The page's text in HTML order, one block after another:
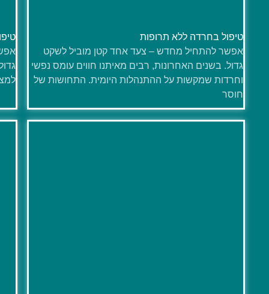
טיפול בחרדה ללא תרופות
אפשר להתחיל מחדש – צעד אחד קטן מוביל לשקט
גדול. בשנים האחרונות, רבים מאיתנו חווים עומס נפשי
וחרדות שמקשות על ההתנהלות היומית. התחושות של
חוסר